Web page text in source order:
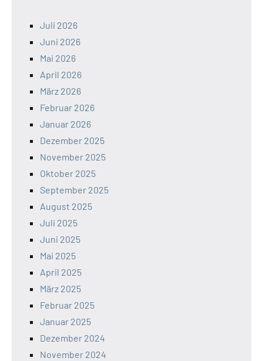
Juli 2026
Juni 2026
Mai 2026
April 2026
März 2026
Februar 2026
Januar 2026
Dezember 2025
November 2025
Oktober 2025
September 2025
August 2025
Juli 2025
Juni 2025
Mai 2025
April 2025
März 2025
Februar 2025
Januar 2025
Dezember 2024
November 2024